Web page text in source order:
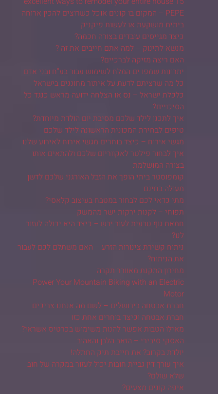
PEPE – המקום בו קונים אוכל כשרוצים להכין ארוחה
ביתית מושקעת או לעשות פיקניק
כיצד מגייסים עובדים בצורה חכמה?
מנשא לתינוק – למה אתם חייבים את זה ?
האם ריצה מזיקה לברכיים?
יתרונות שמפו ים המלח לשימוש עבור בע"ח ובני אדם
כל מה שרציתם לדעת על איתור מחוננים בישראל
כלכלת ישראל – נס או הצלחה ידועה מראש כנגד כל
הסיכויים?
איך לתכנן לילד שלכם מסיבת יום הולדת מיוחדת?
טיפים לבחירת המכונית הראשונה לילד שלכם
מגשי אירוח – כיצד בוחרים מגשי אירוח לאירוע שלנו
איך לבחור פילטר לאקווריום שלכם ולהתאים אותו
בצורה המושלמת
קומפוסטר ביתי הופך את הזבל האורגני שלכם לדשן
מעולה בחינם
מתי כדאי לכם לבחור במטבח בעיצוב קלאסי?
תפוחי – לקנות ירקות ישר מהמשק
חמאת גוף טבעית לעור יבש – כיצד היא יכולה לעזור
לנו?
ניתוח קשירת צינורות הזרע – האם משתלם לכם לעבור
את הניתוח?
מחירון התקנת מאוורר תקרה
Power Your Mountain Biking with an Electric
Motor
חברת אבטחה בירושלים – לשם מה אנחנו צריכים
חברת אבטחה וכיצד בוחרים אחת כזו
מאילו הטבות אפשר להנות משימוש בכרטיס אשראי?
האסקי סיבירי – הזאב הלבן והאהוב
יולדת בקרוב? את חייבת תיק החתלה!
איך עורך דין גביית חובות יכול לעזור במקרה של חוב
שלא שולם?
איפה קונים מצעים?